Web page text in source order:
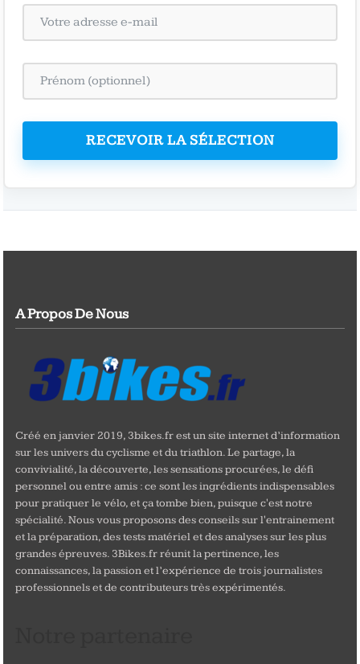
RECEVOIR LA SÉLECTION
A Propos De Nous
Créé en janvier 2019, 3bikes.fr est un site internet d’information
sur les univers du cyclisme et du triathlon. Le partage, la
convivialité, la découverte, les sensations procurées, le défi
personnel ou entre amis : ce sont les ingrédients indispensables
pour pratiquer le vélo, et ça tombe bien, puisque c'est notre
spécialité. Nous vous proposons des conseils sur l'entrainement
et la préparation, des tests matériel et des analyses sur les plus
grandes épreuves. 3Bikes.fr réunit la pertinence, les
connaissances, la passion et l’expérience de trois journalistes
professionnels et de contributeurs très expérimentés.